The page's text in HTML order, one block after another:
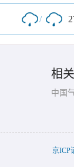
/
相
中国
京ICP